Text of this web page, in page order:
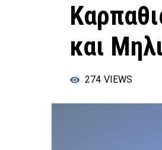
και
274 VIEWS